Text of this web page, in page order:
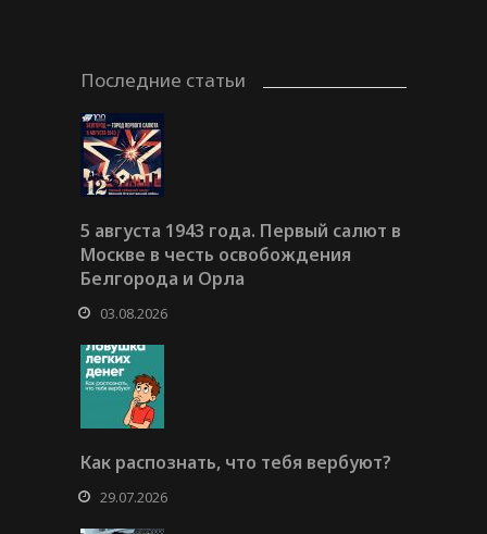
Последние статьи
5 августа 1943 года. Первый салют в
Москве в честь освобождения
Белгорода и Орла
03.08.2026
Как распознать, что тебя вербуют?
29.07.2026